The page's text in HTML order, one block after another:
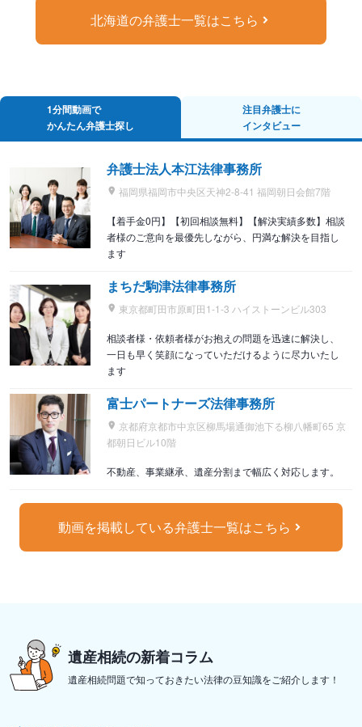
北海道の弁護士一覧はこちら
1分間動画で
かんたん弁護士探し
注目弁護士に
インタビュー
弁護士法人本江法律事務所
福岡県福岡市中央区天神2-8-41 福岡朝日会館7階
【着手金0円】【初回相談無料】【解決実績多数】相談
者様のご意向を最優先しながら、円満な解決を目指し
ます
まちだ駒津法律事務所
東京都町田市原町田1-1-3 ハイストーンビル303
相談者様・依頼者様がお抱えの問題を迅速に解決し、
一日も早く笑顔になっていただけるように尽力いたし
ます
富士パートナーズ法律事務所
京都府京都市中京区柳馬場通御池下る柳八幡町65 京
都朝日ビル10階
不動産、事業継承、遺産分割まで幅広く対応します。
動画を掲載している弁護士一覧はこちら
遺産相続の新着コラム
遺産相続問題で知っておきたい法律の豆知識をご紹介します！